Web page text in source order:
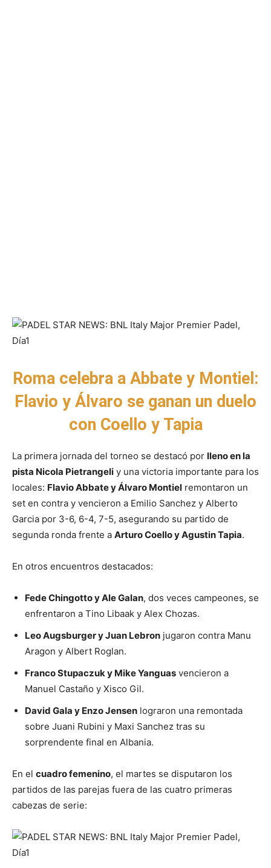
Roma celebra a Abbate y Montiel:
Flavio y Álvaro se ganan un duelo
con Coello y Tapia
La primera jornada del torneo se destacó por lleno en la
pista Nicola Pietrangeli y una victoria importante para los
locales: Flavio Abbate y Álvaro Montiel remontaron un
set en contra y vencieron a Emilio Sanchez y Alberto
Garcia por 3-6, 6-4, 7-5, asegurando su partido de
segunda ronda frente a Arturo Coello y Agustin Tapia.
En otros encuentros destacados:
Fede Chingotto y Ale Galan, dos veces campeones, se
enfrentaron a Tino Libaak y Alex Chozas.
Leo Augsburger y Juan Lebron jugaron contra Manu
Aragon y Albert Roglan.
Franco Stupaczuk y Mike Yanguas vencieron a
Manuel Castaño y Xisco Gil.
David Gala y Enzo Jensen lograron una remontada
sobre Juani Rubini y Maxi Sanchez tras su
sorprendente final en Albania.
En el cuadro femenino, el martes se disputaron los
partidos de las parejas fuera de las cuatro primeras
cabezas de serie: